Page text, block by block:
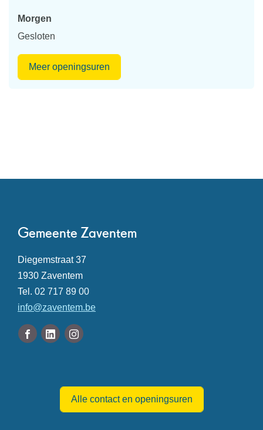
Morgen
Gesloten
Meer openingsuren
Contact
Gemeente Zaventem
Adres
Diegemstraat 37
,1930 Zaventem
Tel. 02 717 89 00
E-
mail
info@zaventem.be
VolgFacebook
LinkedinInstagram
Alle contact en openingsuren